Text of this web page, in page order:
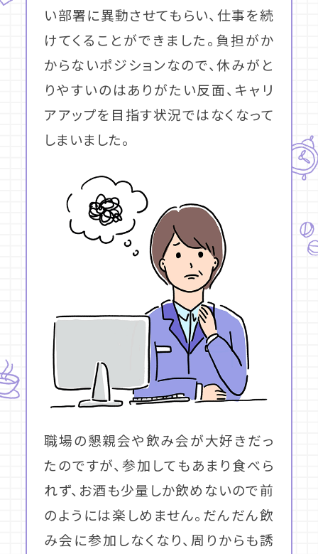
い部署に異動させてもらい、仕事を続
けてくることができました。負担がか
からないポジションなので、休みがと
りやすいのはありがたい反面、キャリ
アアップを目指す状況ではなくなって
しまいました。
職場の懇親会や飲み会が大好きだっ
たのですが、参加してもあまり食べら
れず、お酒も少量しか飲めないので前
のようには楽しめません。だんだん飲
み会に参加しなくなり、周りからも誘